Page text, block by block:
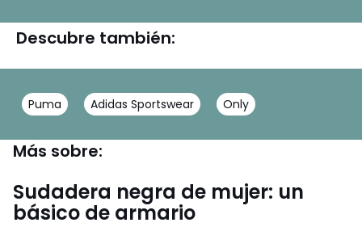
Descubre también:
Puma Adidas Sportswear Only
Más sobre:
Sudadera negra de mujer: un
básico de armario